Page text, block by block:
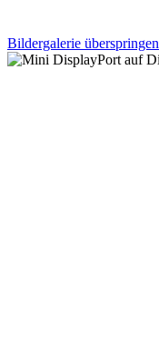
Bildergalerie überspringen